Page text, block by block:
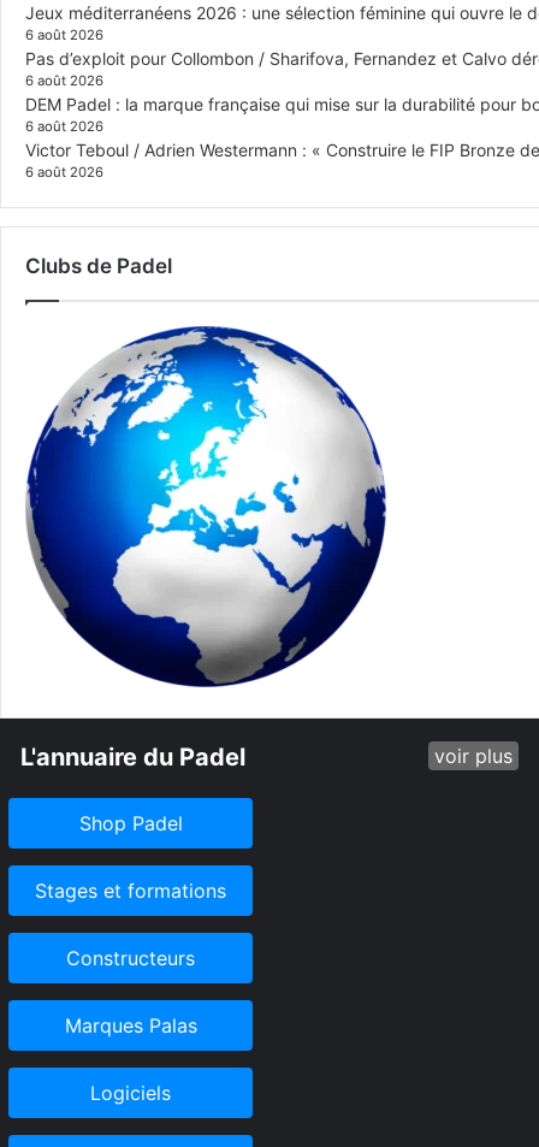
Jeux méditerranéens 2026 : une sélection féminine qui ouvre le
6 août 2026
Pas d’exploit pour Collombon / Sharifova, Fernandez et Calvo
6 août 2026
DEM Padel : la marque française qui mise sur la durabilité pour
6 août 2026
Victor Teboul / Adrien Westermann : « Construire le FIP Bronze
6 août 2026
Clubs de Padel
L'annuaire du Padel voir plus
Shop Padel
Stages et formations
Constructeurs
Marques Palas
Logiciels